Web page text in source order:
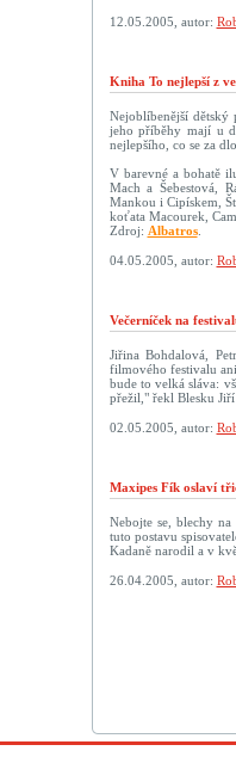
12.05.2005, autor:
Kniha To nejlepší z
Nejoblíbenější dětský
jeho příběhy mají u
nejlepšího, co se za
V barevné a bohatě
Mach a Šebestová,
Mankou i Cipískem,
koťata Macourek,
Zdroj: Albatros.
04.05.2005, autor:
Večerníček na
Jiřina Bohdalová,
filmového festivalu
bude to velká sláva:
přežil," řekl Blesku
02.05.2005, autor:
Maxipes Fík oslaví
Nebojte se, blechy
tuto postavu
Kadaně narodil a v
26.04.2005, autor: